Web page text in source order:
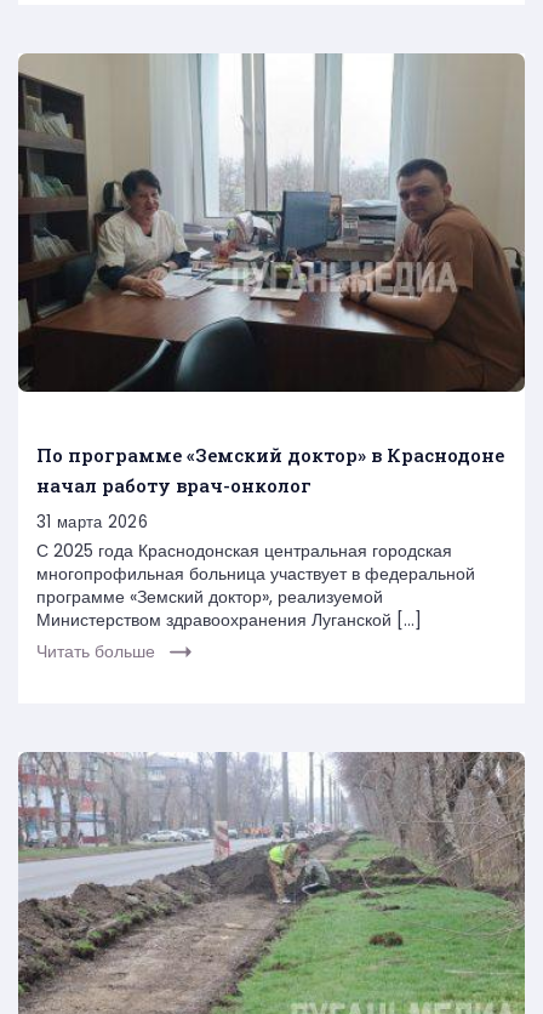
По программе «Земский доктор» в Краснодоне
начал работу врач-онколог
31 марта 2026
С 2025 года Краснодонская центральная городская
многопрофильная больница участвует в федеральной
программе «Земский доктор», реализуемой
Министерством здравоохранения Луганской […]
Читать больше